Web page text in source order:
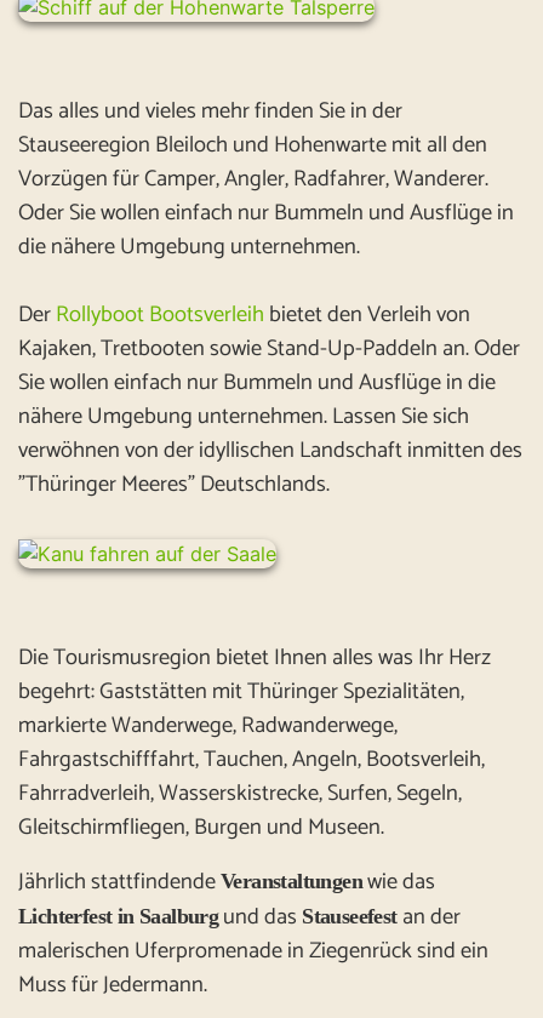
Das alles und vieles mehr finden Sie in der
Stauseeregion Bleiloch und Hohenwarte mit all den
Vorzügen für Camper, Angler, Radfahrer, Wanderer.
Oder Sie wollen einfach nur Bummeln und Ausflüge in
die nähere Umgebung unternehmen.
DerRollyboot Bootsverleih bietet den Verleih von
Kajaken, Tretbooten sowie Stand-Up-Paddeln an. Oder
Sie wollen einfach nur Bummeln und Ausflüge in die
nähere Umgebung unternehmen. Lassen Sie sich
verwöhnen von der idyllischen Landschaft inmitten des
"Thüringer Meeres" Deutschlands.
Die Tourismusregion bietet Ihnen alles was Ihr Herz
begehrt: Gaststätten mit Thüringer Spezialitäten,
markierte Wanderwege, Radwanderwege,
Fahrgastschifffahrt, Tauchen, Angeln, Bootsverleih,
Fahrradverleih, Wasserskistrecke, Surfen, Segeln,
Gleitschirmfliegen, Burgen und Museen.
Jährlich stattfindende Veranstaltungenwie das
Lichterfest in Saalburgund das Stauseefestan der
malerischen Uferpromenade in Ziegenrück sind ein
Muss für Jedermann.